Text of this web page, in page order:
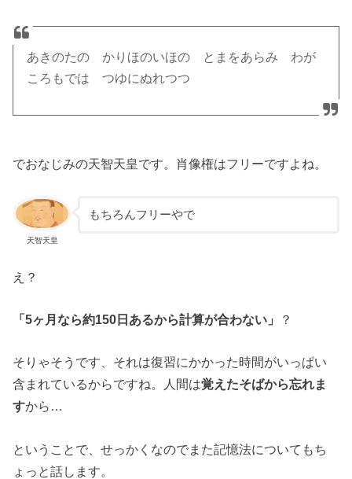
あきのたの かりほのいほの とまをあらみ わが
ころもでは つゆにぬれつつ
でおなじみの天智天皇です。肖像権はフリーですよね。
天智天皇
もちろんフリーやで
え？
「5ヶ月なら約150日あるから計算が合わない」 ？
そりゃそうです、それは復習にかかった時間がいっぱい
含まれているからですね。人間は覚えたそばから忘れま
すから…
ということで、せっかくなのでまた記憶法についてもち
ょっと話します。